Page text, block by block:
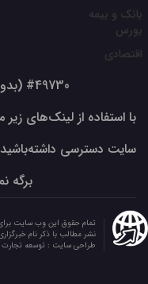
بانک و بیمه
بورس
اقتصادی
#49730 (بدون عنوان)
سایت دسترسی داشته‌باشید
برگه
تمام حقوق این وب سایت
نشر مطالب با ذکر نام
طراحی سایت : توسعه تجارت